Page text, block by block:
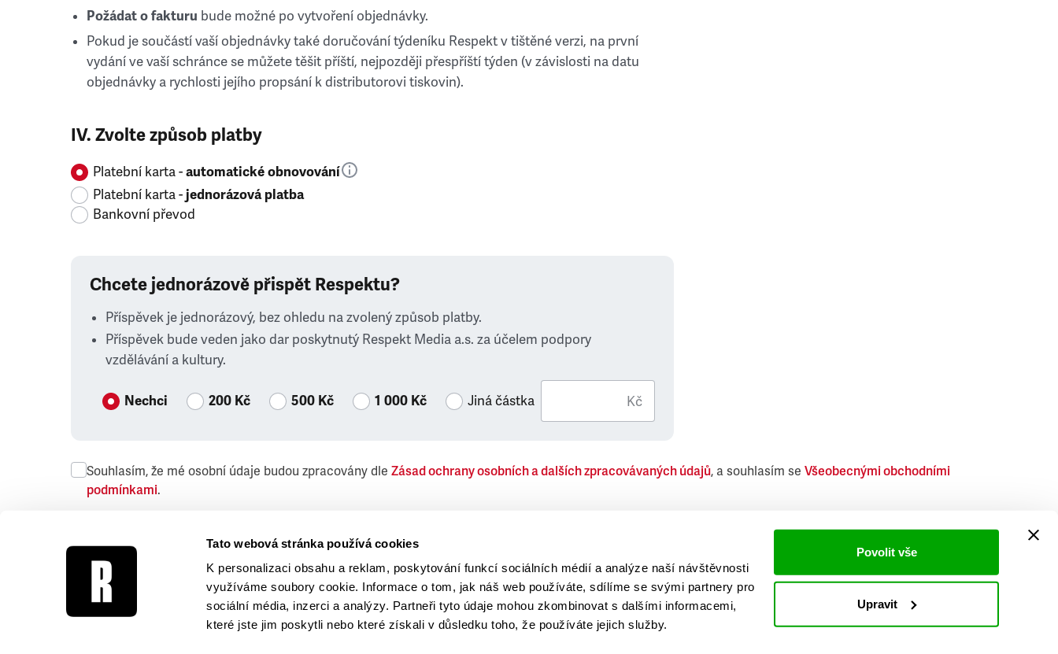
Tato webová stránka používá cookies
K personalizaci obsahu a reklam, poskytování funkcí sociálních médií a analýze naší návštěvnosti
využíváme soubory cookie. Informace o tom, jak náš web používáte, sdílíme se svými partnery pro
sociální média, inzerci a analýzy. Partneři tyto údaje mohou zkombinovat s dalšími informacemi,
které jste jim poskytli nebo které získali v důsledku toho, že používáte jejich služby.
Povolit vše
Upravit
Požádat o fakturu bude možné po vytvoření objednávky.
Pokud je součástí vaší objednávky také doručování týdeníku Respekt v tištěné verzi, na první
vydání ve vaší schránce se můžete těšit příští, nejpozději přespříští týden (v závislosti na datu
objednávky a rychlosti jejího propsání k distributorovi tiskovin).
IV. Zvolte způsob platby
Platební karta -automatické obnovování
Platební karta -jednorázová platba
Bankovní převod
Chcete jednorázově přispět Respektu?
Příspěvek je jednorázový, bez ohledu na zvolený způsob platby.
Příspěvek bude veden jako dar poskytnutý Respekt Media a.s. za účelem podpory
vzdělávání a kultury.
Nechci 200 Kč 500 Kč 1 000 Kč Jiná částka Kč
Souhlasím, že mé osobní údaje budou zpracovány dle Zásad ochrany osobních a dalších zpracovávaných údajů, a souhlasím se Všeobecnými obchodními
podmínkami.